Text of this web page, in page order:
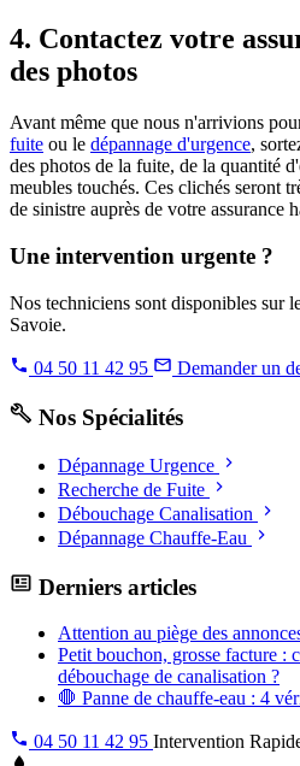
4. Contactez votre
des photos
Avant même que nous n'arrivions
fuite ou le dépannage d'urgence,
des photos de la fuite, de la quantité
meubles touchés. Ces clichés seront
de sinistre auprès de votre assurance
Une intervention urgente ?
Nos techniciens sont disponibles sur
Savoie.
04 50 11 42 95 Demander un
Nos Spécialités
Dépannage Urgence
Recherche de Fuite
Débouchage Canalisation
Dépannage Chauffe-Eau
Derniers articles
Attention au piège des
Petit bouchon, grosse facture :
débouchage de canalisation ?
🛑 Panne de chauffe-eau : 4
04 50 11 42 95 Intervention